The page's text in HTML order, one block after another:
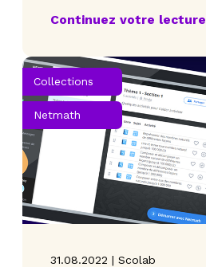
Continuez votre lecture
Collections
Netmath
31.08.2022 | Scolab